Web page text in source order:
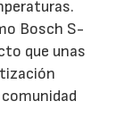
Bosch S-
que unas